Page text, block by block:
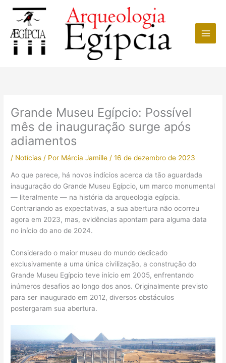
conteúdo
Grande Museu Egípcio: Possível
mês de inauguração surge após
adiamentos
/ Notícias / Por Márcia Jamille /16 de dezembro de 2023
Ao que parece, há novos indícios acerca da tão aguardada
inauguração do Grande Museu Egípcio, um marco monumental
— literalmente — na história da arqueologia egípcia.
Contrariando as expectativas, a sua abertura não ocorreu
agora em 2023, mas, evidências apontam para alguma data
no início do ano de 2024.
Considerado o maior museu do mundo dedicado
exclusivamente a uma única civilização, a construção do
Grande Museu Egípcio teve início em 2005, enfrentando
inúmeros desafios ao longo dos anos. Originalmente previsto
para ser inaugurado em 2012, diversos obstáculos
postergaram sua abertura.